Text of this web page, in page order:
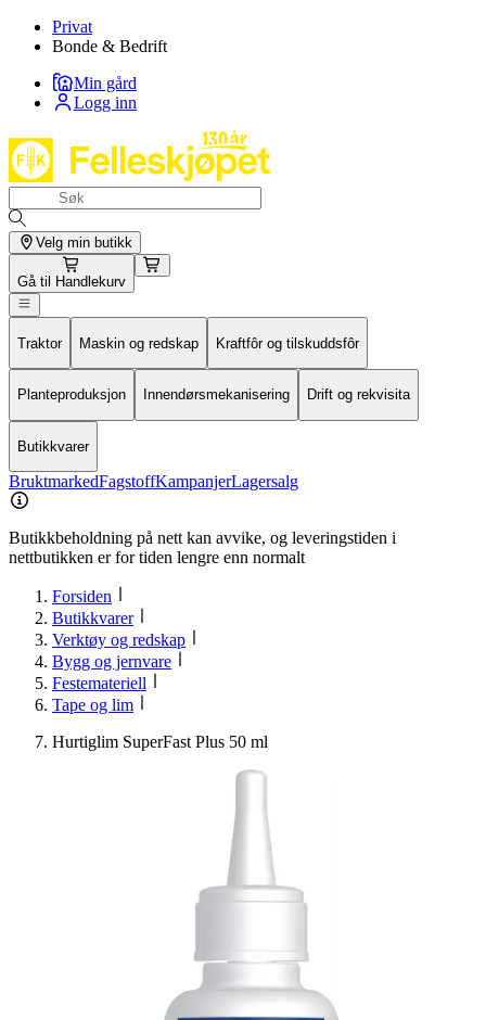
Privat
Bonde & Bedrift
Min gård
Logg inn
Velg min butikk
Gå til Handlekurv
Traktor Maskin og redskap Kraftfôr og tilskuddsfôr
Planteproduksjon Innendørsmekanisering Drift og rekvisita
Butikkvarer
BruktmarkedFagstoffKampanjerLagersalg
Butikkbeholdning på nett kan avvike, og leveringstiden i
nettbutikken er for tiden lengre enn normalt
Forsiden
Butikkvarer
Verktøy og redskap
Bygg og jernvare
Festemateriell
Tape og lim
Hurtiglim SuperFast Plus 50 ml